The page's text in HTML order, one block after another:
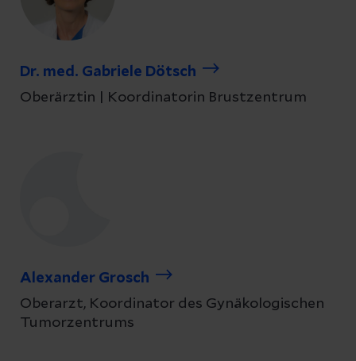
Dr. med. Gabriele Dötsch
Oberärztin | Koordinatorin Brustzentrum
Alexander Grosch
Oberarzt, Koordinator des Gynäkologischen
Tumorzentrums